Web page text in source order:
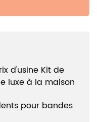
d'usine Kit de
luxe à la maison
pour bandes